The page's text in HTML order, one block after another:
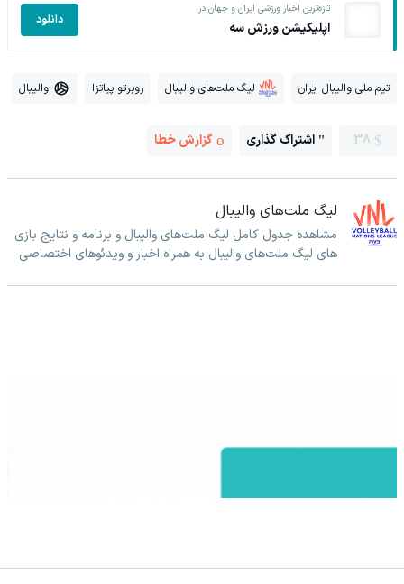
تازه‌ترین اخبار ورزشی ایران و جهان در
اپلیکیشن ورزش سه دانلود
تیم ملی والیبال ایران لیگ ملت‌های والیبال روبرتو پیاتزا والیبال
38 اشتراک گذاری گزارش خطا
لیگ ملت‌های والیبال
مشاهده جدول کامل لیگ ملت‌های والیبال و برنامه و نتایج بازی
های لیگ ملت‌های والیبال به همراه اخبار و ویدئوهای اختصاصی